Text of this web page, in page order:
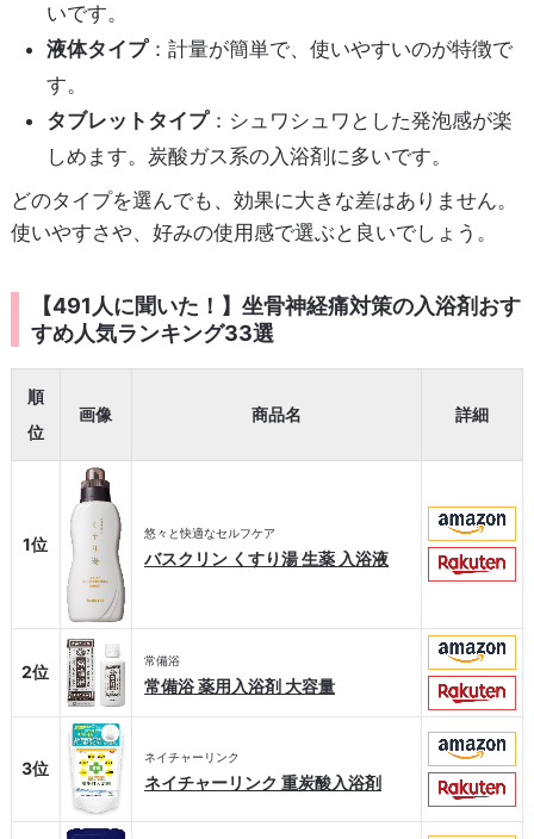
いです。
液体タイプ：計量が簡単で、使いやすいのが特徴で
す。
タブレットタイプ：シュワシュワとした発泡感が楽
しめます。炭酸ガス系の入浴剤に多いです。
どのタイプを選んでも、効果に大きな差はありません。
使いやすさや、好みの使用感で選ぶと良いでしょう。
【491人に聞いた！】坐骨神経痛対策の入浴剤おす
すめ人気ランキング33選
順
位
画像 商品名 詳細
1位
悠々と快適なセルフケア
バスクリン くすり湯 生薬 入浴液
2位
常備浴
常備浴 薬用入浴剤 大容量
3位
ネイチャーリンク
ネイチャーリンク 重炭酸入浴剤